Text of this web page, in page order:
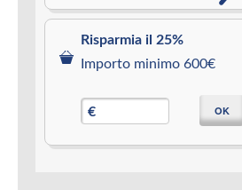
Risparmia il 25%
Importo minimo 600€
€ OK